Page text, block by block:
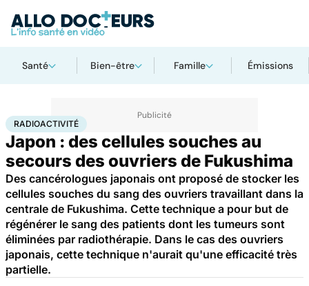
Santé Bien-être Famille Émissions
AccueilSantéMaladies Radioactivité
RADIOACTIVITÉ
Japon : des cellules souches au
secours des ouvriers de Fukushima
Des cancérologues japonais ont proposé de stocker les
cellules souches du sang des ouvriers travaillant dans la
centrale de Fukushima. Cette technique a pour but de
régénérer le sang des patients dont les tumeurs sont
éliminées par radiothérapie. Dans le cas des ouvriers
japonais, cette technique n'aurait qu'une efficacité très
partielle.